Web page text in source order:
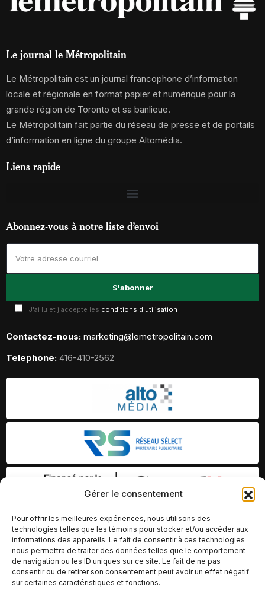
Gérer le consentement
Pour offrir les meilleures expériences, nous utilisons des
technologies telles que les témoins pour stocker et/ou accéder aux
informations des appareils. Le fait de consentir à ces technologies
nous permettra de traiter des données telles que le comportement
de navigation ou les ID uniques sur ce site. Le fait de ne pas
consentir ou de retirer son consentement peut avoir un effet négatif
sur certaines caractéristiques et fonctions.
Le journal le Métropolitain
Le Métropolitain est un journal francophone d’information
locale et régionale en format papier et numérique pour la
grande région de Toronto et sa banlieue.
Le Métropolitain fait partie du réseau de presse et de portails
d’information en ligne du groupe Altomédia.
Liens rapide
Abonnez-vous à notre liste d’envoi
J'ai lu et j'accepte les conditions d'utilisation
Contactez-nous: marketing@lemetropolitain.com
Telephone: 416-410-2562